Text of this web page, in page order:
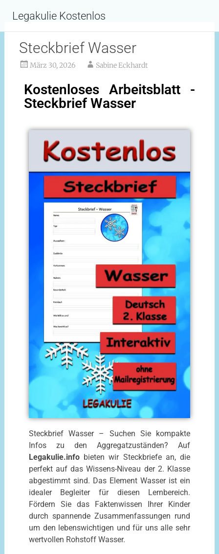
springen
Legakulie Kostenlos
Steckbrief Wasser
März 30, 2026 Sabine Eckhardt
Kostenloses Arbeitsblatt -
Steckbrief Wasser
Steckbrief Wasser – Suchen Sie kompakte
Infos zu den Aggregatzuständen? Auf
Legakulie.infobieten wir Steckbriefe an, die
perfekt auf das Wissens-Niveau der 2. Klasse
abgestimmt sind. Das Element Wasser ist ein
idealer Begleiter für diesen Lernbereich.
Fördern Sie das Faktenwissen Ihrer Kinder
durch spannende Zusammenfassungen rund
um den lebenswichtigen und für uns alle sehr
wertvollen Rohstoff Wasser.